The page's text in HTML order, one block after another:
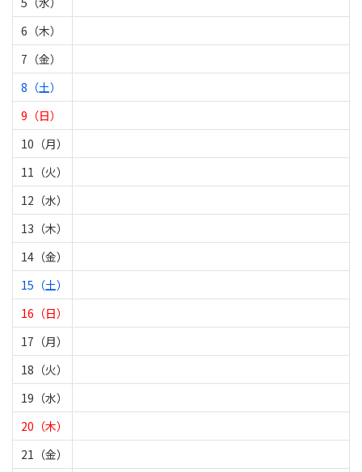
6（木）
7（金）
8（土）
9（日）
10（月）
11（火）
12（水）
13（木）
14（金）
15（土）
16（日）
17（月）
18（火）
19（水）
20（木）
21（金）